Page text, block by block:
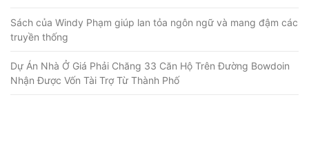
Sách của Windy Phạm giúp lan tỏa ngôn ngữ và mang đậm các
truyền thống
Dự Án Nhà Ở Giá Phải Chăng 33 Căn Hộ Trên Đường Bowdoin
Nhận Được Vốn Tài Trợ Từ Thành Phố